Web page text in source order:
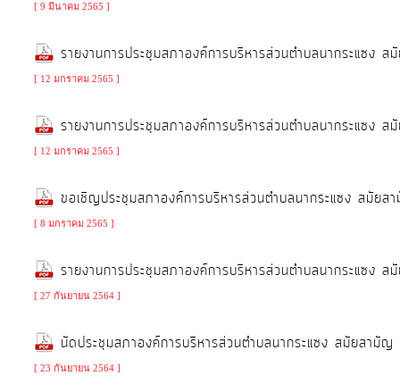
จัด
ซื้อ
จ้าง
เงิน
การ
แผนการ
ป้องกัน
การ
ทุจริต
[ 9 มีนาคม 2565 ]
รายงานการประชุมสภาองค์การบริหารส่วนตำบลนากระแ
[ 12 มกราคม 2565 ]
รายงานการประชุมสภาองค์การบริหารส่วนตำบลนากระแ
[ 12 มกราคม 2565 ]
ขอเชิญประชุมสภาองค์การบริหารส่วนตำบลนากระแซง ส
[ 8 มกราคม 2565 ]
รายงานการประชุมสภาองค์การบริหารส่วนตำบลนากระแ
[ 27 กันยายน 2564 ]
นัดประชุมสภาองค์การบริหารส่วนตำบลนากระแซง สมัยส
[ 23 กันยายน 2564 ]